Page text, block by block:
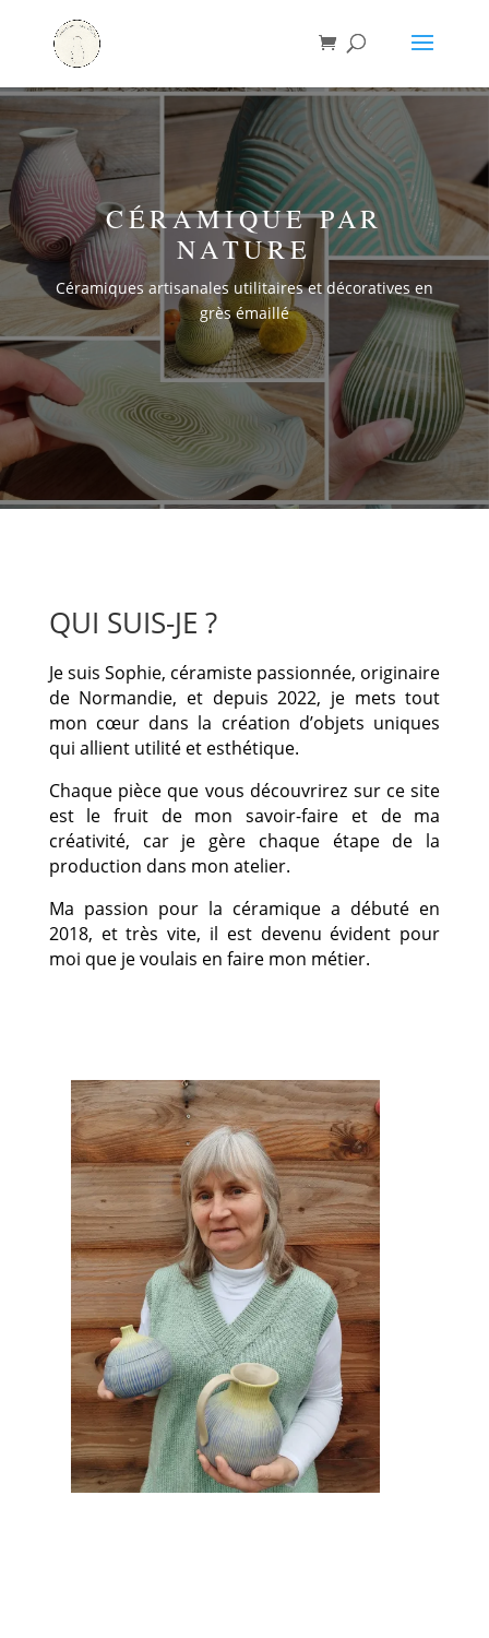
CÉRAMIQUE PAR
NATURE
Céramiques artisanales utilitaires et décoratives en
grès émaillé
QUI SUIS-JE ?
Je suis Sophie, céramiste passionnée, originaire
de Normandie, et depuis 2022, je mets tout
mon cœur dans la création d’objets uniques
qui allient utilité et esthétique.
Chaque pièce que vous découvrirez sur ce site
est le fruit de mon savoir-faire et de ma
créativité, car je gère chaque étape de la
production dans mon atelier.
Ma passion pour la céramique a débuté en
2018, et très vite, il est devenu évident pour
moi que je voulais en faire mon métier.